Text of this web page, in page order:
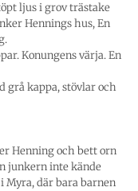
ljus i grov trästake
Hennings hus, En
Konungens värja. En
grå kappa, stövlar och
Henning och bett orn
junkern inte kände
Myra, där bara barnen